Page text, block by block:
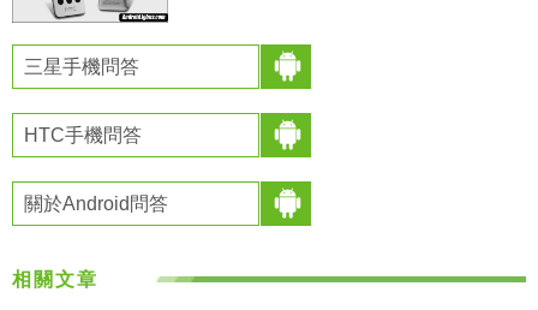
三星手機問答
HTC手機問答
關於Android問答
相關文章